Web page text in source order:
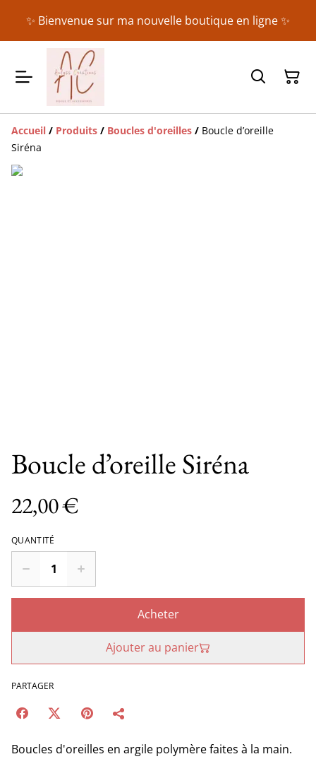
✨ Bienvenue sur ma nouvelle boutique en ligne ✨
Accueil / Produits / Boucles d'oreilles / Boucle d’oreille
Siréna
Boucle d’oreille Siréna
22,00 €
QUANTITÉ
Acheter
Ajouter au panier
PARTAGER
Boucles d'oreilles en argile polymère faites à la main.